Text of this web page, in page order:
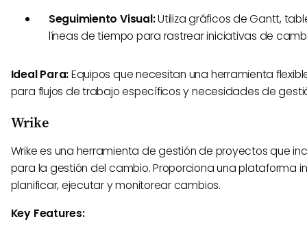
Seguimiento Visual:Utiliza gráficos de Gantt,
líneas de tiempo para rastrear iniciativas de
Ideal Para:Equipos que necesitan una herramienta
para flujos de trabajo específicos y necesidades de
Wrike
Wrike es una herramienta de gestión de proyectos que
para la gestión del cambio. Proporciona una plataforma
planificar, ejecutar y monitorear cambios.
Key Features: